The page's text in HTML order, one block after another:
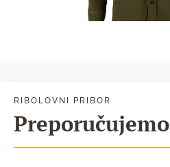
RIBOLOVNI PRIBOR
Preporučujemo